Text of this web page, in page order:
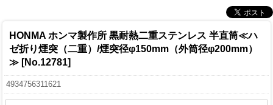
HONMA ホンマ製作所 黒耐熱二重ステンレス 半直筒≪ハ
ゼ折り煙突（二重）/煙突径φ150mm（外筒径φ200mm）
≫ [No.12781]
4934756311621